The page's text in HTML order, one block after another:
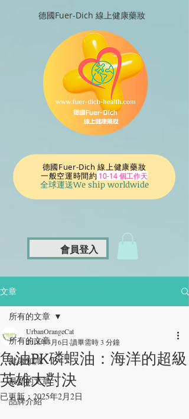
德國Fuer-Dich 線上健康藥妝
德國Fuer-Dich 線上健康藥妝
一般空運時間約 10-14 個工作天
全球運送We ship worldwide
會員登入
文章
所有的文章
健康知識
最新的文章
品牌介紹
所有的文章
魚油PK磷蝦油：海洋的超級
英雄大對決
UrbanOrangeCat
2018年3月6日 讀畢需時 3 分鐘
已更新： 2025年2月2日